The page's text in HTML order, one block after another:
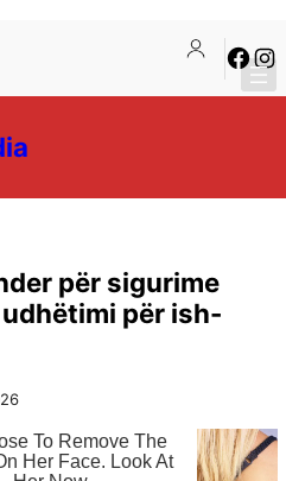
për sigurime
për ish-